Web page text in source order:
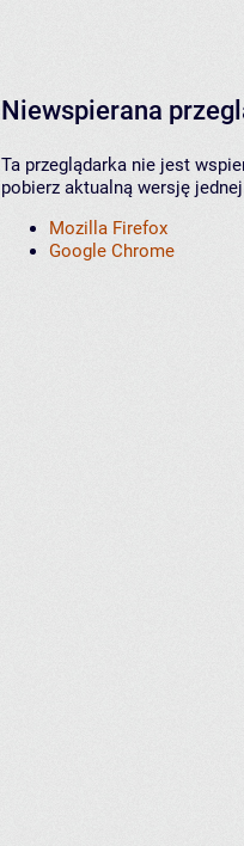
Niewspierana
Ta przeglądarka nie jest
pobierz aktualną wersję
Mozilla Firefox
Google Chrome